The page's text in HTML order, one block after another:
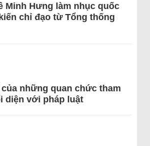
Minh Hưng làm nhục quốc
chỉ đạo từ Tổng thống
những quan chức tham
diện với pháp luật